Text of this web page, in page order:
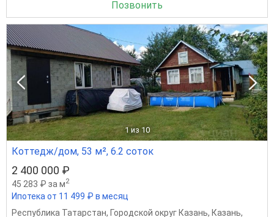
Позвонить
1 из 10
Коттедж/дом, 53 м², 6.2 соток
2 400 000 ₽
45 283 ₽ за м2
Ипотека от 11 499 ₽ в месяц
Республика Татарстан, Городской округ Казань, Казань,